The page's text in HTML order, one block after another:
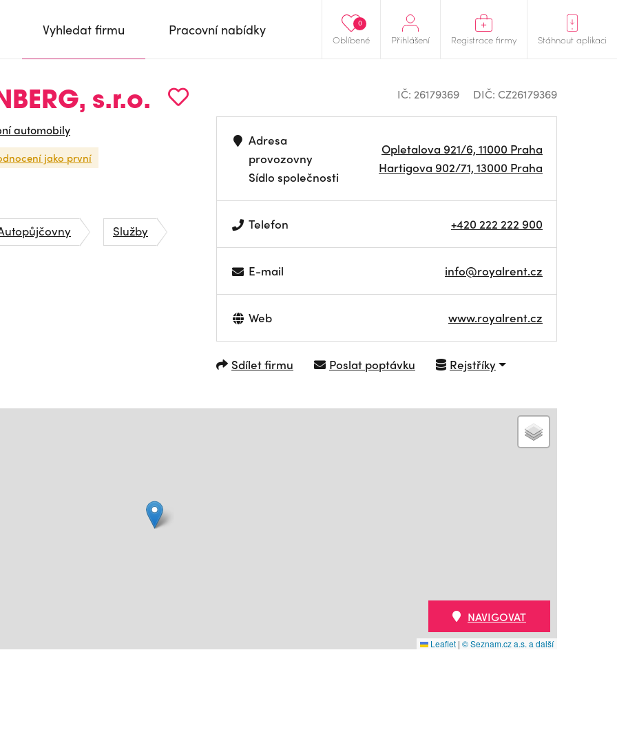
Oblíbené
0
Přihlášení Registrace firmy Stáhnout aplikaci
Vyhledat firmu Pracovní nabídky
s.r.o.
automobily
jako první
Služby
IČ: 26179369 DIČ: CZ26179369
Adresa
provozovny
Sídlo společnosti
Opletalova 921/6, 11000 Praha
Hartigova 902/71, 13000 Praha
Telefon +420 222 222 900
E-mail info@royalrent.cz
Web www.royalrent.cz
Sdílet firmu Poslat poptávku Rejstříky
Leaflet | © Seznam.cz a.s. a další
NAVIGOVAT